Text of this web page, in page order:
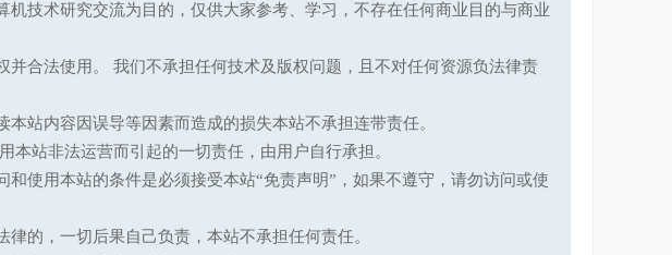
技术研究交流为目的，仅供大家参考、学习，不存在任何商业目的与商业
合法使用。 我们不承担任何技术及版权问题，且不对任何资源负法律责
站内容因误导等因素而造成的损失本站不承担连带责任。
站非法运营而引起的一切责任，由用户自行承担。
使用本站的条件是必须接受本站“免责声明”，如果不遵守，请勿访问或使
的，一切后果自己负责，本站不承担任何责任。